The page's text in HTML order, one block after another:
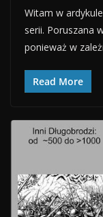
Witam w
serii. Poruszana
ponieważ w
Read More